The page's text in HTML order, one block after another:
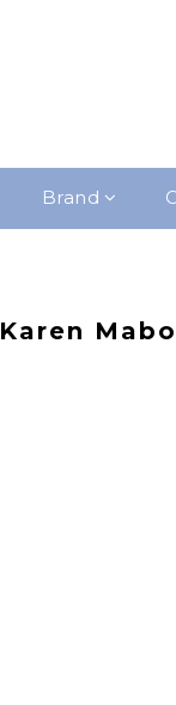
Brand
Karen